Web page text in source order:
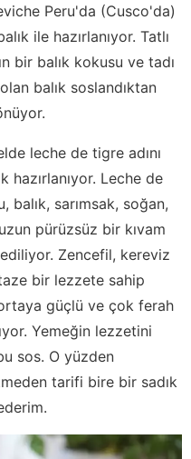
Peru'da (Cusco'da)
ile hazırlanıyor. Tatlı
bir balık kokusu ve tadı
balık soslandıktan
leche de tigre adını
hazırlanıyor. Leche de
sarımsak, soğan,
pürüzsüz bir kıvam
Zencefil, kereviz
bir lezzete sahip
güçlü ve çok ferah
Yemeğin lezzetini
sos. O yüzden
tarifi bire bir sadık